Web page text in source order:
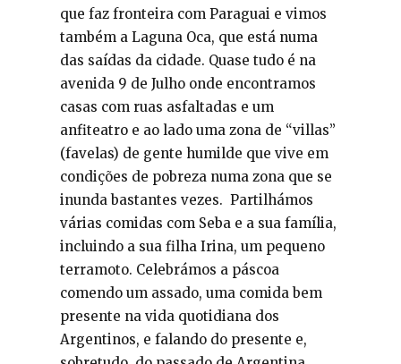
que faz fronteira com Paraguai e vimos
também a Laguna Oca, que está numa
das saídas da cidade. Quase tudo é na
avenida 9 de Julho onde encontramos
casas com ruas asfaltadas e um
anfiteatro e ao lado uma zona de “villas”
(favelas) de gente humilde que vive em
condições de pobreza numa zona que se
inunda bastantes vezes. Partilhámos
várias comidas com Seba e a sua família,
incluindo a sua filha Irina, um pequeno
terramoto. Celebrámos a páscoa
comendo um assado, uma comida bem
presente na vida quotidiana dos
Argentinos, e falando do presente e,